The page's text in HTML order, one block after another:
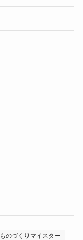
ものづくりマイスター